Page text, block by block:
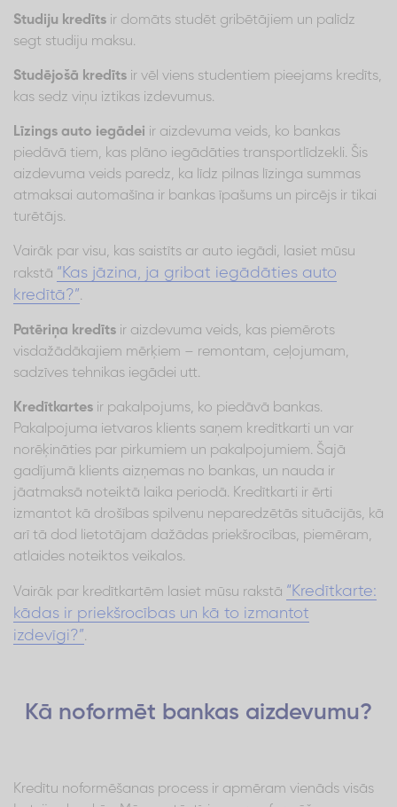
Studiju kredīts ir domāts studēt gribētājiem un palīdz
segt studiju maksu.
Studējošā kredīts ir vēl viens studentiem pieejams kredīts,
kas sedz viņu iztikas izdevumus.
Līzings auto iegādei ir aizdevuma veids, ko bankas
piedāvā tiem, kas plāno iegādāties transportlīdzekli. Šis
aizdevuma veids paredz, ka līdz pilnas līzinga summas
atmaksai automašīna ir bankas īpašums un pircējs ir tikai
turētājs.
Vairāk par visu, kas saistīts ar auto iegādi, lasiet mūsu
rakstā “Kas jāzina, ja gribat iegādāties auto
kredītā?”.
Patēriņa kredīts ir aizdevuma veids, kas piemērots
visdažādākajiem mērķiem – remontam, ceļojumam,
sadzīves tehnikas iegādei utt.
Kredītkartes ir pakalpojums, ko piedāvā bankas.
Pakalpojuma ietvaros klients saņem kredītkarti un var
norēķināties par pirkumiem un pakalpojumiem. Šajā
gadījumā klients aizņemas no bankas, un nauda ir
jāatmaksā noteiktā laika periodā. Kredītkarti ir ērti
izmantot kā drošības spilvenu neparedzētās situācijās, kā
arī tā dod lietotājam dažādas priekšrocības, piemēram,
atlaides noteiktos veikalos.
Vairāk par kredītkartēm lasiet mūsu rakstā “Kredītkarte:
kādas ir priekšrocības un kā to izmantot
izdevīgi?”.
Kā noformēt bankas aizdevumu?
Kredītu noformēšanas process ir apmēram vienāds visās